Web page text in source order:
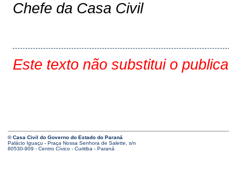
Chefe da Casa Civil
Este texto não substitui o
© Casa Civil do Governo do Estado do Paraná
Palácio Iguaçu - Praça Nossa Senhora de Salette, s/n
80530-909 - Centro Cívico - Curitiba - Paraná